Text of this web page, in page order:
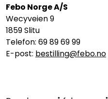
Febo Norge A/S
Wecyveien 9
1859 Slitu
Telefon: 69 89 69 99
E-post: bestilling@febo.no